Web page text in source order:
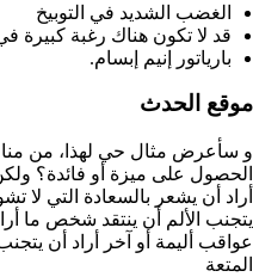
الغضب الشديد في التوبيخ
قد لا تكون هناك رغبة كبيرة
بارياتور إنيم إبسام.
موقع الحدث
و سأعرض مثال حي لهذا، من
الحصول على ميزة أو فائدة؟
أراد أن يشعر بالسعادة التي لا
يتجنب الألم أن ينتقد شخص ما
عواقب أليمة أو آخر أراد أن
المتعة